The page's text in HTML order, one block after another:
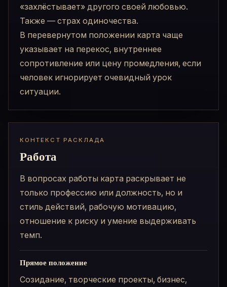
«захлёстывает» другого своей любовью.
Также — страх одиночества.
В перевернутом положении карта чаще
указывает на перекос, внутреннее
сопротивление или цену промедления, если
человек игнорирует очевидный урок
ситуации.
КОНТЕКСТ РАСКЛАДА
Работа
В вопросах работы карта раскрывает не
только профессию или должность, но и
стиль действий, рабочую мотивацию,
отношение к риску и умение выдерживать
темп.
Прямое положение
Созидание, творческие проекты, бизнес,